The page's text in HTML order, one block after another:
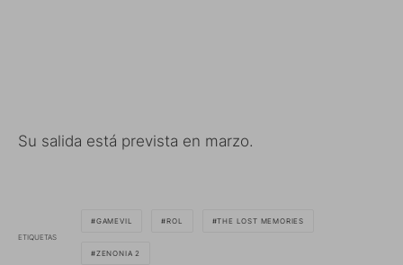
Su salida está prevista en marzo.
ETIQUETAS
GAMEVIL ROL THE LOST MEMORIES
ZENONIA 2